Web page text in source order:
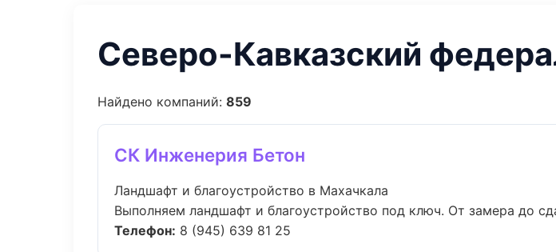
Северо-Кавказский
Найдено компаний: 859
СК Инженерия Бетон
Ландшафт и благоустройство в Махачкала
Выполняем ландшафт и благоустройство под ключ. От замера до
Телефон: 8 (945) 639 81 25